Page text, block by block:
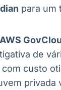
para um
de
custo
privada